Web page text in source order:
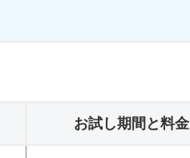
お試し期間と料金